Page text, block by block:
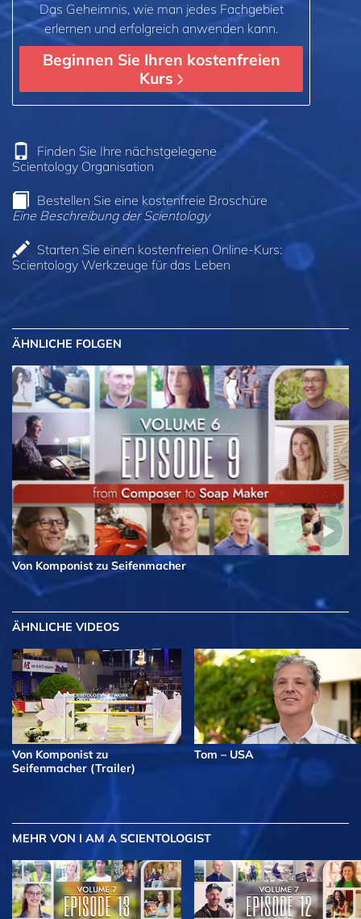
Das Geheimnis, wie man jedes Fachgebiet
erlernen und erfolgreich anwenden kann.
Beginnen Sie Ihren kostenfreien
Kurs
Finden Sie Ihre nächstgelegene
Scientology Organisation
Bestellen Sie eine kostenfreie Broschüre
Eine Beschreibung der Scientology
Starten Sie einen kostenfreien Online-Kurs:
Scientology Werkzeuge für das Leben
ÄHNLICHE FOLGEN
Von Komponist zu Seifenmacher
ÄHNLICHE VIDEOS
Von Komponist zu
Seifenmacher (Trailer)
Tom – USA
MEHR VON I AM A SCIENTOLOGIST